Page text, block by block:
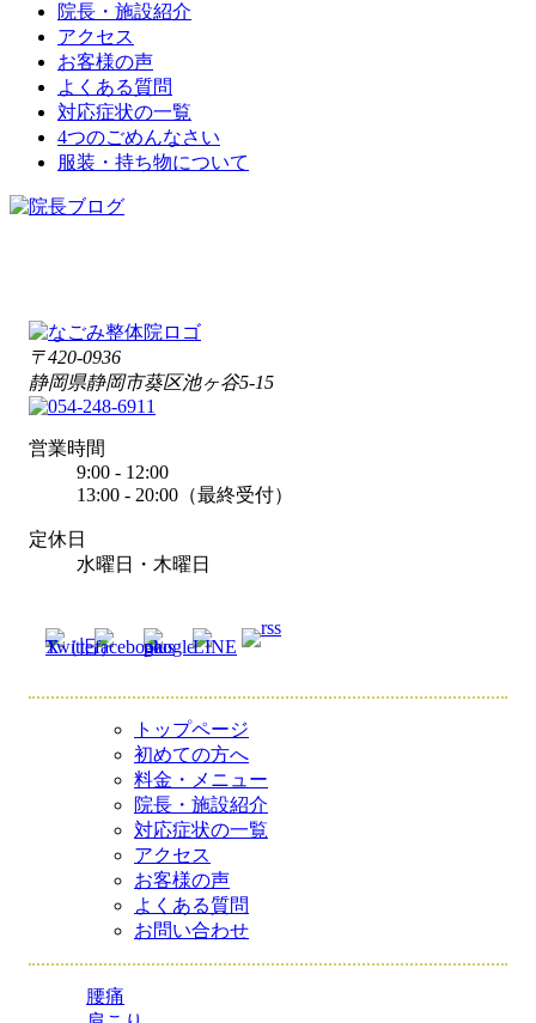
院長・施設紹介
アクセス
お客様の声
よくある質問
対応症状の一覧
4つのごめんなさい
服装・持ち物について
〒420-0936
静岡県静岡市葵区池ヶ谷5-15
営業時間
9:00 - 12:00
13:00 - 20:00（最終受付）
定休日
水曜日・木曜日
トップページ
初めての方へ
料金・メニュー
院長・施設紹介
対応症状の一覧
アクセス
お客様の声
よくある質問
お問い合わせ
腰痛